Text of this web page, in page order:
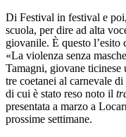
Di Festival in festival e
scuola, per dire ad alta
giovanile. È questo l’esito
«La violenza senza
Tamagni, giovane ticinese
tre coetanei al carnevale
di cui è stato reso noto il
presentata a marzo a
prossime settimane.